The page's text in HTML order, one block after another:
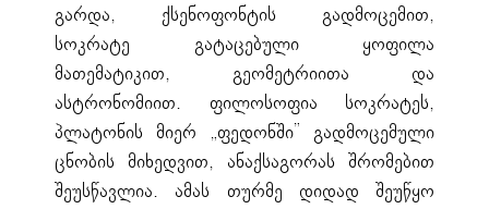
გარდა, ქსენოფონტის გადმოცემით,
სოკრატე გატაცებული ყოფილა
მათემატიკით, გეომეტრიითა და
ასტრონომიით. ფილოსოფია სოკრატეს,
პლატონის მიერ „ფედონში” გადმოცემული
ცნობის მიხედვით, ანაქსაგორას შრომებით
შეუსწავლია. ამას თურმე დიდად შეუწყო